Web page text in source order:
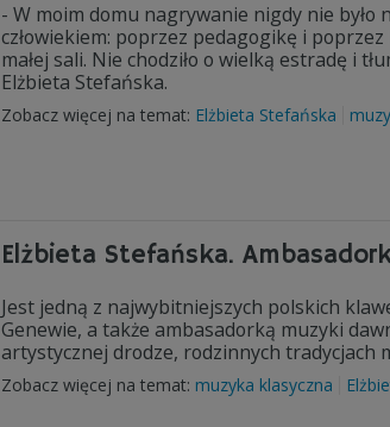
- W moim domu nagrywanie nigdy nie
człowiekiem: poprzez pedagogikę i
małej sali. Nie chodziło o wielką estradę i
Elżbieta Stefańska.
Zobacz więcej na temat: Elżbieta Stefańska
Elżbieta Stefańska.
Jest jedną z najwybitniejszych polskich
Genewie, a także ambasadorką muzyki
artystycznej drodze, rodzinnych tradycjach
Zobacz więcej na temat: muzyka klasyczna